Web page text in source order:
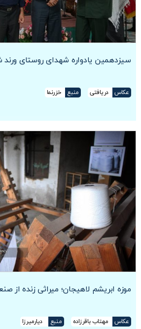
سیزدهمین یادواره شهدای روستای
عکاس دریافتی منبع
خزرنما
موزه ابریشم لاهیجان؛ میراثی زنده از
عکاس مهتاب باقرزاده منبع
دیارمیرزا